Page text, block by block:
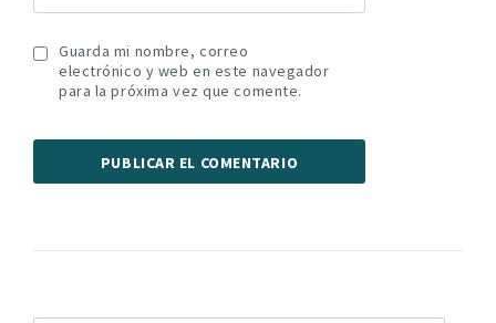
Guarda mi nombre, correo
electrónico y web en este navegador
para la próxima vez que comente.